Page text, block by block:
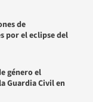
de
por el eclipse del
género el
Guardia Civil en